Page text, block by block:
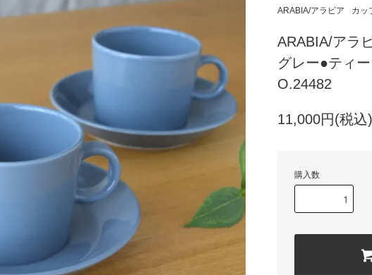
ARABIA/アラビア カッ
ARABIA/アラ
グレー●ティ
O.24482
11,000円(税込)
購入数